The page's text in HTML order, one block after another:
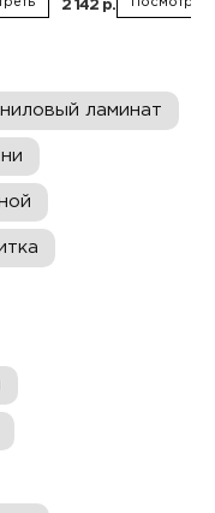
2 142 р. Посмотреть
ламинат